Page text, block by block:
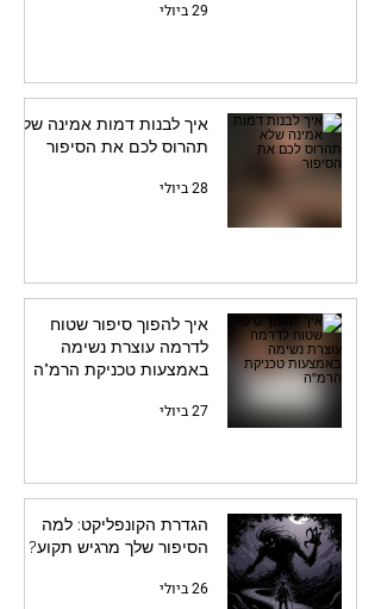
29 ביולי
איך לבנות דמות אמינה שלא
תהרוס לכם את הסיפור
28 ביולי
איך להפוך סיפור שטוח
לדרמה עוצרת נשימה
באמצעות טכניקת הרמ"ה
27 ביולי
הגדרת הקונפליקט: למה
הסיפור שלך מרגיש תקוע?
26 ביולי